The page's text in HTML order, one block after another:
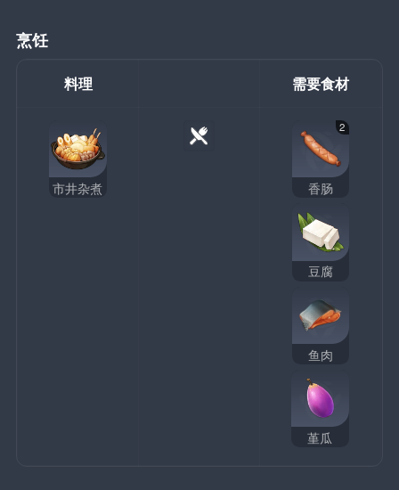
烹饪
料理 需要食材
市井杂煮
2
香肠
豆腐
鱼肉
堇瓜